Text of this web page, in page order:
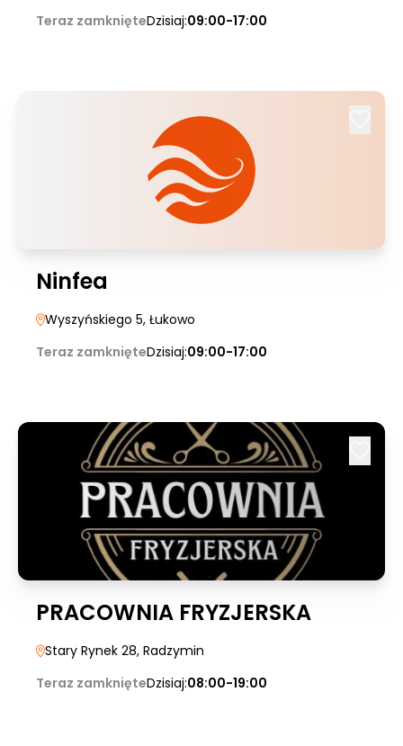
Teraz zamknięteDzisiaj:09:00-17:00
Ninfea
Wyszyńskiego 5, Łukowo
Teraz zamknięteDzisiaj:09:00-17:00
PRACOWNIA FRYZJERSKA
Stary Rynek 28, Radzymin
Teraz zamknięteDzisiaj:08:00-19:00